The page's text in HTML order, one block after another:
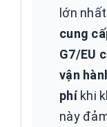
lớn
cung
G7/EU
vận
phíkhi
này